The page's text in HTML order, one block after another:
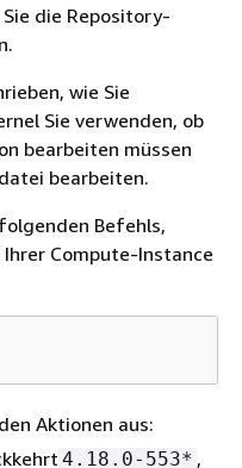
die Repository-
wie Sie
Sie verwenden, ob
bearbeiten müssen
bearbeiten.
Befehls,
Compute-Instance
Aktionen aus:
4.18.0-553* ,